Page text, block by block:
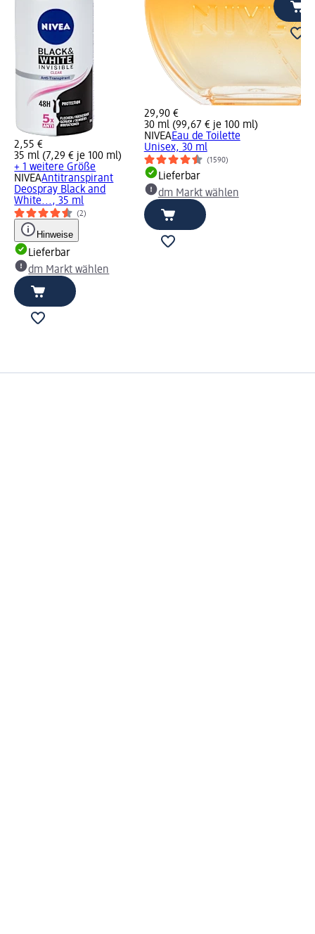
2,55 €
35 ml (7,29 € je 100 ml)
+ 1 weitere Größe
NIVEAAntitranspirant
Deospray Black and
White..., 35 ml
(2)
Hinweise
Lieferbar
dm Markt wählen
29,90 €
30 ml (99,67 € je 100 ml)
NIVEAEau de Toilette
Unisex, 30 ml
(1590)
Lieferbar
dm Markt wählen